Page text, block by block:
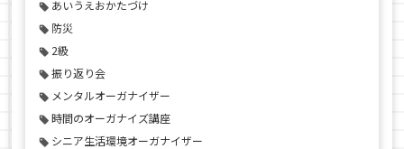
あいうえおかたづけ
防災
2級
振り返り会
メンタルオーガナイザー
時間のオーガナイズ講座
シニア生活環境オーガナイザー